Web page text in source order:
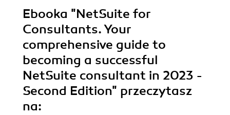
Ebooka "NetSuite for
Consultants. Your
comprehensive guide to
becoming a successful
NetSuite consultant in 2023 -
Second Edition" przeczytasz
na: